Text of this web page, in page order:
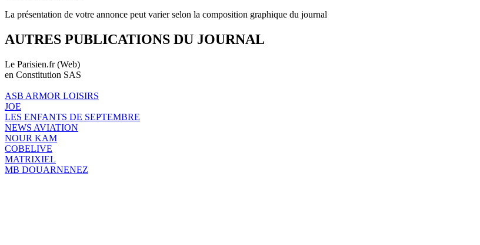
La présentation de votre annonce peut varier selon la composition graphique du journal
AUTRES PUBLICATIONS DU JOURNAL
Le Parisien.fr (Web)
en Constitution SAS
ASB ARMOR LOISIRS
JOE
LES ENFANTS DE SEPTEMBRE
NEWS AVIATION
NOUR KAM
COBELIVE
MATRIXIEL
MB DOUARNENEZ